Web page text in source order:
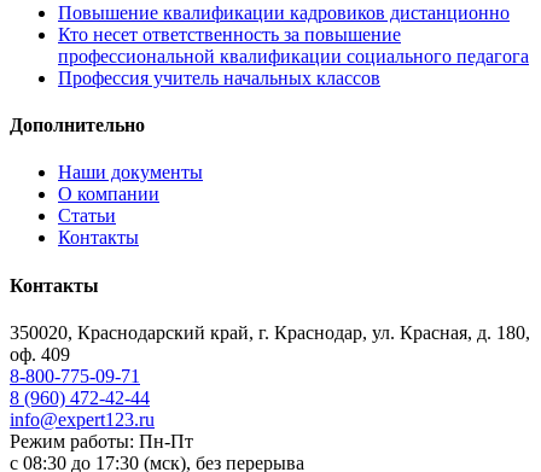
Повышение квалификации кадровиков дистанционно
Кто несет ответственность за повышение
профессиональной квалификации социального педагога
Профессия учитель начальных классов
Дополнительно
Наши документы
О компании
Статьи
Контакты
Контакты
350020, Краснодарский край, г. Краснодар, ул. Красная, д. 180,
оф. 409
8-800-775-09-71
8 (960) 472-42-44
info@expert123.ru
Режим работы: Пн-Пт
с 08:30 до 17:30 (мск), без перерыва